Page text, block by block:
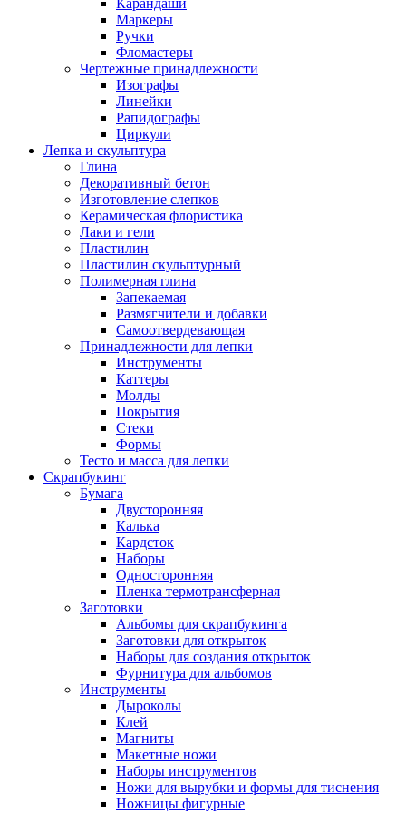
Карандаши
Маркеры
Ручки
Фломастеры
Чертежные принадлежности
Изографы
Линейки
Рапидографы
Циркули
Лепка и скульптура
Глина
Декоративный бетон
Изготовление слепков
Керамическая флористика
Лаки и гели
Пластилин
Пластилин скульптурный
Полимерная глина
Запекаемая
Размягчители и добавки
Самоотвердевающая
Принадлежности для лепки
Инструменты
Каттеры
Молды
Покрытия
Стеки
Формы
Тесто и масса для лепки
Скрапбукинг
Бумага
Двусторонняя
Калька
Кардсток
Наборы
Односторонняя
Пленка термотрансферная
Заготовки
Альбомы для скрапбукинга
Заготовки для открыток
Наборы для создания открыток
Фурнитура для альбомов
Инструменты
Дыроколы
Клей
Магниты
Макетные ножи
Наборы инструментов
Ножи для вырубки и формы для тиснения
Ножницы фигурные